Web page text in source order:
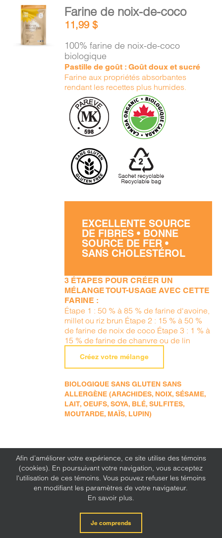
AJOUTER
AU
PANIER
Farine de noix-de-coco
11,99$
100% farine de noix-de-coco
biologique
Pastille de goût : Goût doux et sucré
Farine aux propriétés absorbantes
rendant les recettes plus humides.
EXCELLENTE SOURCE
DE FIBRES • BONNE
SOURCE DE FER •
SANS CHOLESTÉROL
3 ÉTAPES POUR CRÉER UN
MÉLANGE TOUT-USAGE AVEC CETTE
FARINE :
Étape 1 : 50 % à 85 % de farine d'avoine,
millet ou riz brun Étape 2 : 15 % à 50 %
de farine de noix de coco Étape 3 : 1 % à
15 % de farine de chanvre ou de lin
Créez votre mélange
BIOLOGIQUE SANS GLUTEN SANS
ALLERGÈNE (ARACHIDES, NOIX, SÉSAME,
LAIT, OEUFS, SOYA, BLÉ, SULFITES,
MOUTARDE, MAÏS, LUPIN)
Afin d’améliorer votre expérience, ce site utilise des témoins
(cookies). En poursuivant votre navigation, vous acceptez
l'utilisation de ces témoins. Vous pouvez refuser les témoins
en modifiant les paramètres de votre navigateur.
En savoir plus.
Je comprends